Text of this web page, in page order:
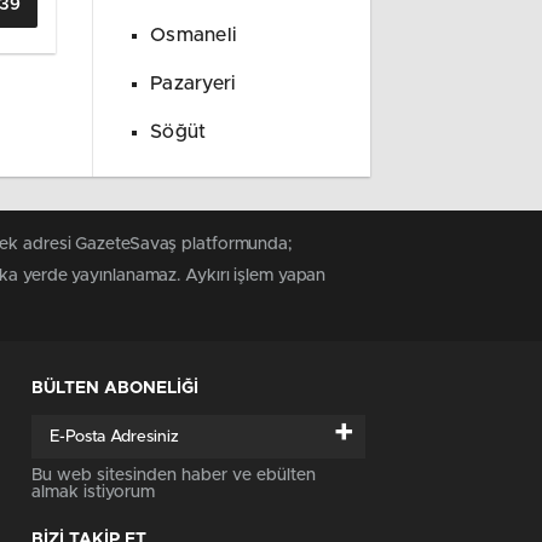
Osmaneli
Pazaryeri
Söğüt
adresi GazeteSavaş platformunda;
yerde yayınlanamaz. Aykırı işlem yapan
BÜLTEN ABONELİĞİ
+
Bu web sitesinden haber ve ebülten
almak istiyorum